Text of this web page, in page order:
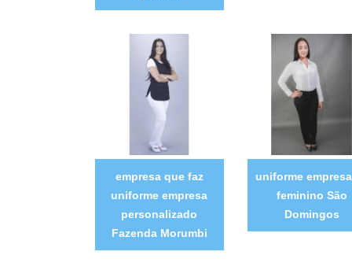
empresa que faz
uniforme empresa
personalizado
Fazenda Morumbi
uniforme
feminino São
Domingos